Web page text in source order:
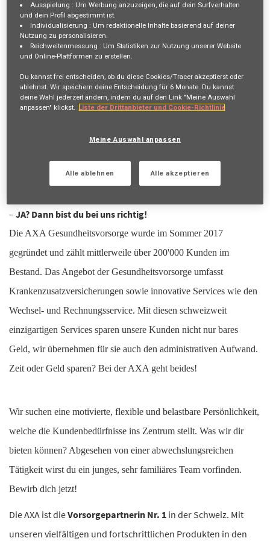
Stellenbeschreibung
80-100%, Winterthur / Smart Working
Gestalte deine Zukunft – gemeinsam mit uns!
Möchtest du mit deinem Handeln einen Impact erzielen und
zusammen mit einem motivierten sowie qualifizierten Team
Arbeitsumfeld, mitzuwirken? Bist du bereit die Ärmel
gleichzeitig stark wachsende Geschäftsfeld der AXA Schweiz –
– JA? Dann bist du bei uns richtig!
Die AXA Gesundheitsvorsorge wurde im Sommer 2017
gegründet und zählt mittlerweile über 200'000 Kunden im
Bestand. Das Angebot der Gesundheitsvorsorge umfasst
Krankenzusatzversicherungen sowie innovative Services wie den
Wechsel- und Rechnungsservice. Mit diesen schweizweit
einzigartigen Services sparen unsere Kunden nicht nur bares
Geld, wir übernehmen für sie auch den administrativen Aufwand.
Zeit oder Geld sparen? Bei der AXA geht beides!
Wir suchen eine motivierte, flexible und belastbare Persönlichkeit,
welche die Kundenbedürfnisse ins Zentrum stellt. Was wir dir
bieten können? Abgesehen von einer abwechslungsreichen
Tätigkeit wirst du ein junges, sehr familiäres Team vorfinden.
Bewirb dich jetzt!
Die AXA ist dieVorsorgepartnerin Nr. 1 in der Schweiz. Mit
unseren vielfältigen und fortschrittlichen Produkten in den
Ausspielung : Um Werbung anzuzeigen, die auf dein Surfverhalten
und dein Profil abgestimmt ist.
Individualisierung : Um redaktionelle Inhalte basierend auf deiner
Nutzung zu personalisieren.
Reichweitenmessung : Um Statistiken zur Nutzung unserer Website
und Online-Plattformen zu erstellen.
Du kannst frei entscheiden, ob du diese Cookies/Tracer akzeptierst oder
ablehnst. Wir speichern deine Entscheidung für 6 Monate. Du kannst
deine Wahl jederzeit ändern, indem du auf den Link "Meine Auswahl
anpassen" klickst. Liste der Drittanbieter und Cookie-Richtlinie
Meine Auswahl anpassen
Alle ablehnen Alle akzeptieren